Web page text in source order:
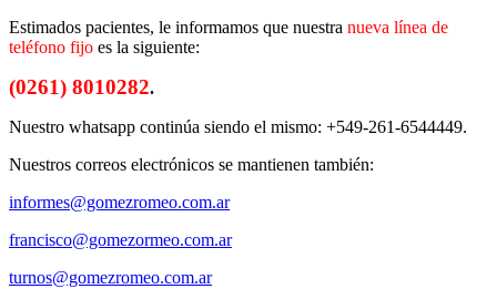
Estimados pacientes, le informamos que nuestra nueva línea de
teléfono fijo es la siguiente:
(0261) 8010282.
Nuestro whatsapp continúa siendo el mismo: +549-261-6544449.
Nuestros correos electrónicos se mantienen también:
informes@gomezromeo.com.ar
francisco@gomezormeo.com.ar
turnos@gomezromeo.com.ar